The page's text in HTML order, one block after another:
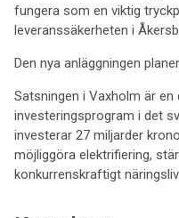
fungera som en viktig
leveranssäkerheten i
Den nya anläggningen
Satsningen i Vaxholm är en
investeringsprogram i det
investerar 27 miljarder
möjliggöra elektrifiering,
konkurrenskraftigt